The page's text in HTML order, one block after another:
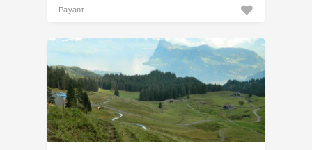
Payant